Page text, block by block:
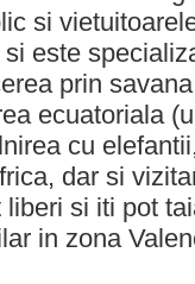
si
este
prin
ecuatoriala
cu
dar si
si iti pot
in zona